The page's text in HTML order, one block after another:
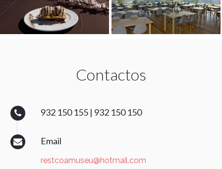
Contactos
932 150 155 | 932 150 150
Email
restcoamuseu@hotmail.com